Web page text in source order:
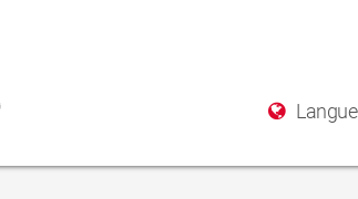
Langue